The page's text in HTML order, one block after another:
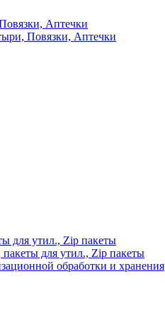
Аптечки
Повязки, Аптечки
для утил., Zip пакеты
для утил., Zip пакеты
обработки и хранения